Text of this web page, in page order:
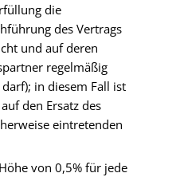
die
des Vertrags
und auf deren
regelmäßig
in diesem Fall ist
den Ersatz des
eintretenden
von 0,5% für jede